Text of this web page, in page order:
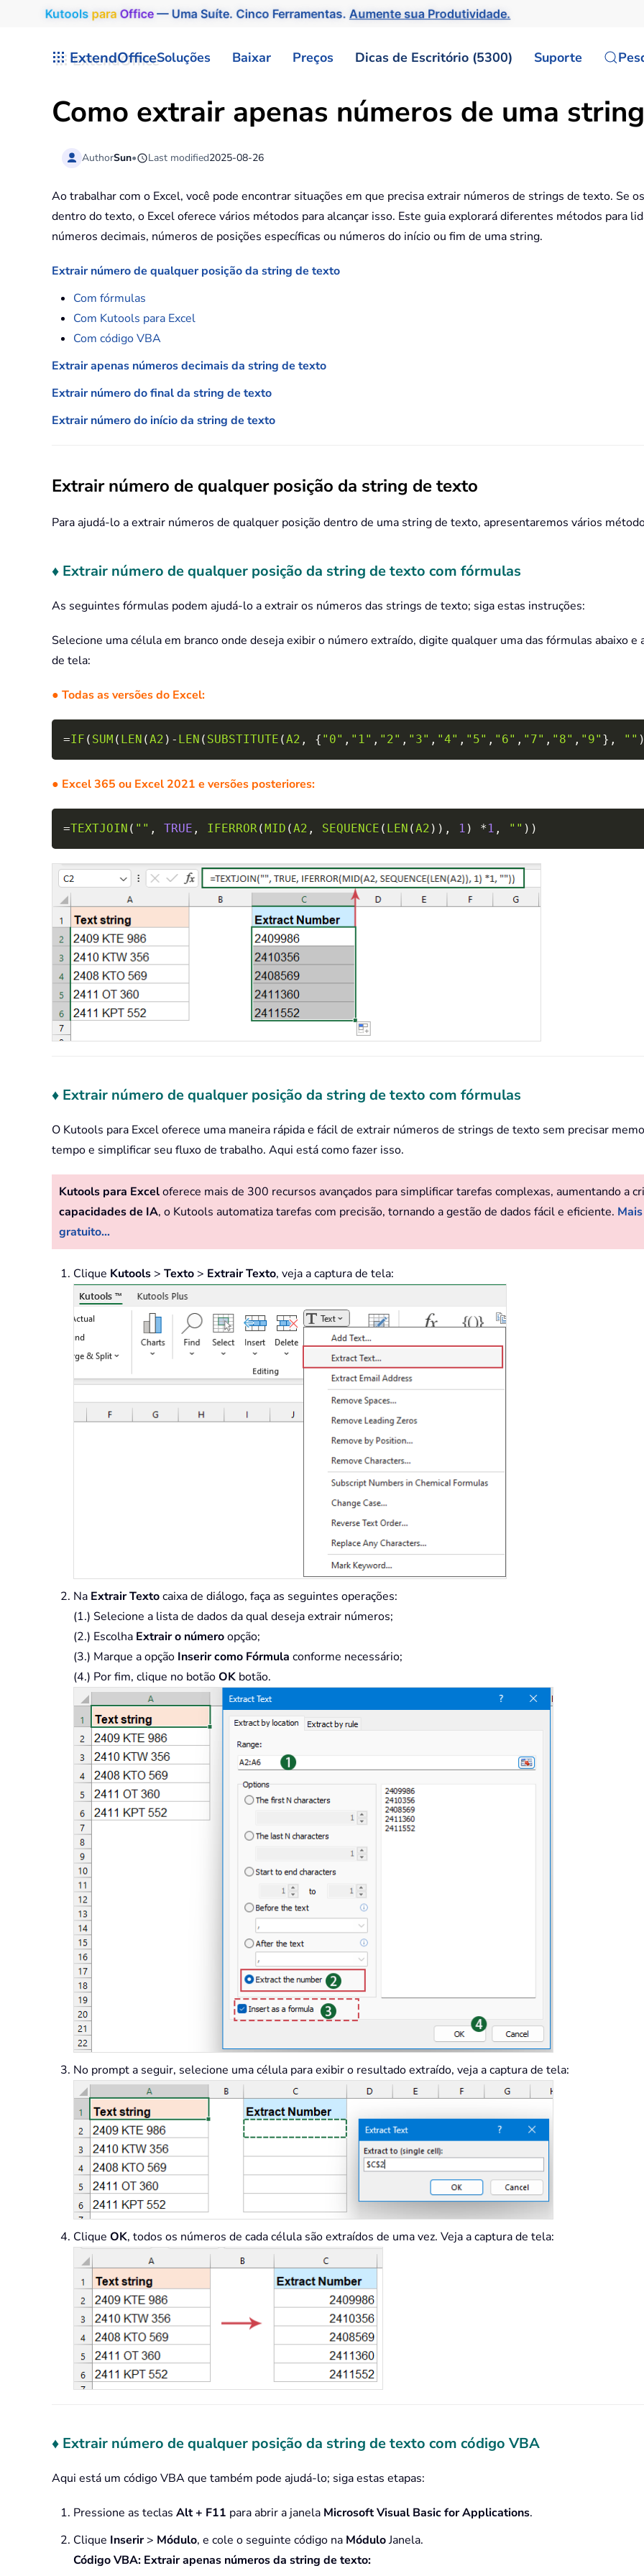
Kutoolspara Office— Uma Suíte. Cinco Ferramentas. Aumente sua Produtividade.
ExtendOfficeSoluções Baixar Preços Dicas de Escritório (5300) Suporte
Como extrair apenas números de uma
AuthorSun• Last modified2025-08-26
Ao trabalhar com o Excel, você pode encontrar situações em que precisa extrair números de strings de texto. Se
dentro do texto, o Excel oferece vários métodos para alcançar isso. Este guia explorará diferentes métodos para
números decimais, números de posições específicas ou números do início ou fim de uma string.
Extrair número de qualquer posição da string de texto
Com fórmulas
Com Kutools para Excel
Com código VBA
Extrair apenas números decimais da string de texto
Extrair número do final da string de texto
Extrair número do início da string de texto
Extrair número de qualquer posição da string de texto
Para ajudá-lo a extrair números de qualquer posição dentro de uma string de texto, apresentaremos vários
♦ Extrair número de qualquer posição da string de texto com fórmulas
As seguintes fórmulas podem ajudá-lo a extrair os números das strings de texto; siga estas instruções:
Selecione uma célula em branco onde deseja exibir o número extraído, digite qualquer uma das fórmulas abaixo
de tela:
● Todas as versões do Excel:
=IF ( SUM ( LEN (A2 ) - LEN ( SUBSTITUTE (A2 , { "0" , "1" , "2" , "3" , "4" , "5" , "6" , "7" , "8" , "9" } , "" )
● Excel 365 ou Excel 2021 e versões posteriores:
=TEXTJOIN ( "" , TRUE , IFERROR( MID (A2 , SEQUENCE ( LEN (A2 ) ) , 1 ) *1 , "" ) )
♦ Extrair número de qualquer posição da string de texto com fórmulas
O Kutools para Excel oferece uma maneira rápida e fácil de extrair números de strings de texto sem precisar
tempo e simplificar seu fluxo de trabalho. Aqui está como fazer isso.
Kutools para Exceloferece mais de 300 recursos avançados para simplificar tarefas complexas, aumentando a
capacidades de IA, o Kutools automatiza tarefas com precisão, tornando a gestão de dados fácil e eficiente.
gratuito...
Clique Kutools > Texto > Extrair Texto, veja a captura de tela:
Na Extrair Textocaixa de diálogo, faça as seguintes operações:
(1.) Selecione a lista de dados da qual deseja extrair números;
(2.) Escolha Extrair o númeroopção;
(3.) Marque a opção Inserir como Fórmula conforme necessário;
(4.) Por fim, clique no botãoOK botão.
No prompt a seguir, selecione uma célula para exibir o resultado extraído, veja a captura de tela:
Clique OK, todos os números de cada célula são extraídos de uma vez. Veja a captura de tela:
♦ Extrair número de qualquer posição da string de texto com código VBA
Aqui está um código VBA que também pode ajudá-lo; siga estas etapas:
Pressione as teclas Alt + F11 para abrir a janela Microsoft Visual Basic for Applications.
Clique Inserir> Módulo, e cole o seguinte código na MóduloJanela.
Código VBA: Extrair apenas números da string de texto: